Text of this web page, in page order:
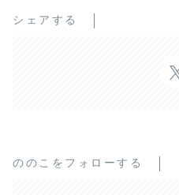
シェアする
ののこをフォローする